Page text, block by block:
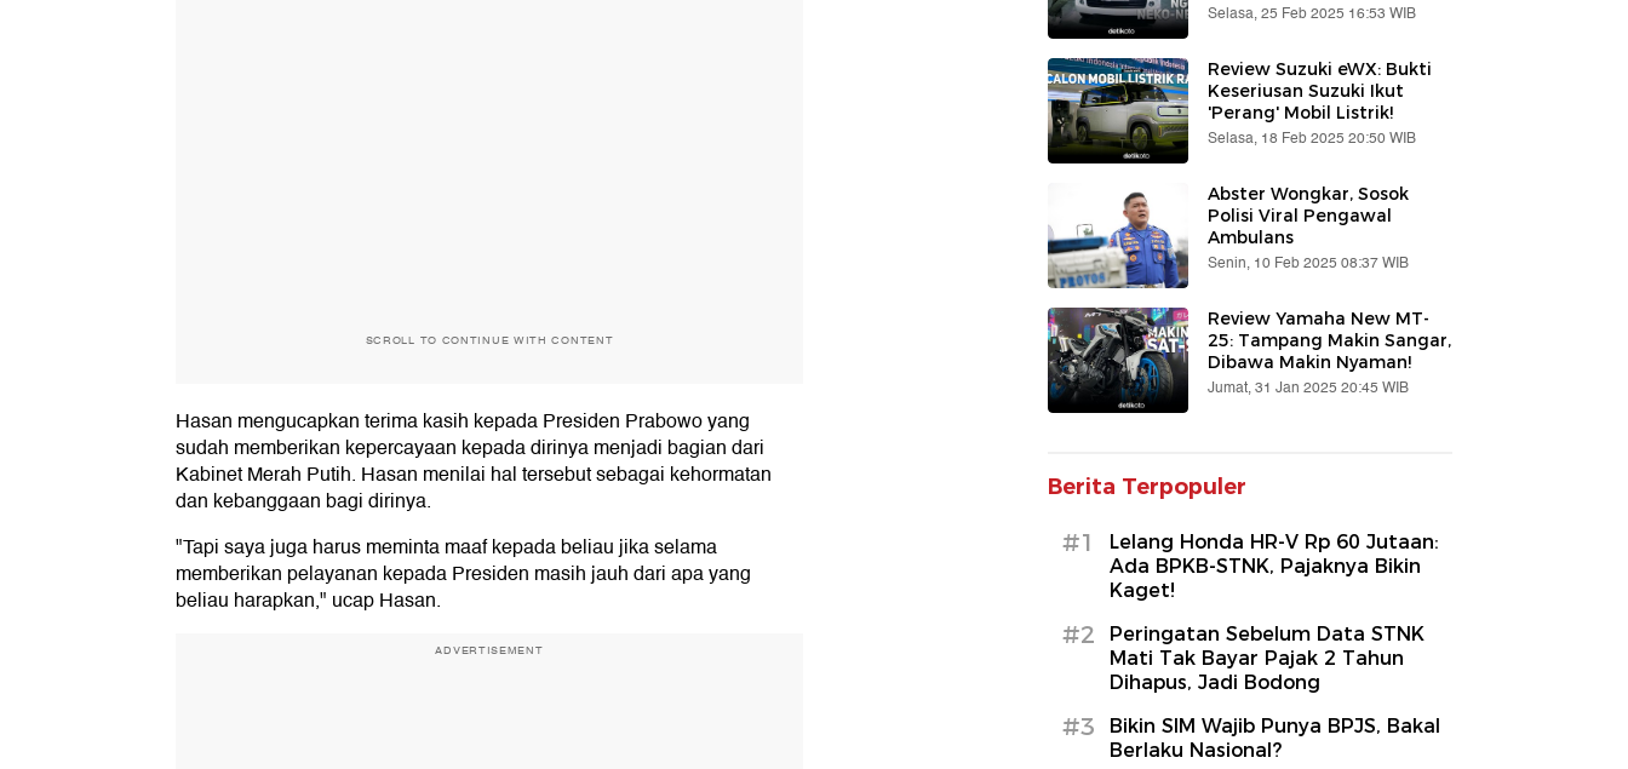
SCROLL TO CONTINUE WITH CONTENT
Hasan mengucapkan terima kasih kepada Presiden Prabowo yang
sudah memberikan kepercayaan kepada dirinya menjadi bagian dari
Kabinet Merah Putih. Hasan menilai hal tersebut sebagai kehormatan
dan kebanggaan bagi dirinya.
"Tapi saya juga harus meminta maaf kepada beliau jika selama
memberikan pelayanan kepada Presiden masih jauh dari apa yang
beliau harapkan," ucap Hasan.
ADVERTISEMENT
Selasa, 25 Feb 2025 16:53 WIB
Review Suzuki eWX: Bukti
Keseriusan Suzuki Ikut
'Perang' Mobil Listrik!
Selasa, 18 Feb 2025 20:50 WIB
Abster Wongkar, Sosok
Polisi Viral Pengawal
Ambulans
Senin, 10 Feb 2025 08:37 WIB
Review Yamaha New MT-
25: Tampang Makin Sangar,
Dibawa Makin Nyaman!
Jumat, 31 Jan 2025 20:45 WIB
Berita Terpopuler
#1
Lelang Honda HR-V Rp 60 Jutaan:
Ada BPKB-STNK, Pajaknya Bikin
Kaget!
#2
Peringatan Sebelum Data STNK
Mati Tak Bayar Pajak 2 Tahun
Dihapus, Jadi Bodong
#3
Bikin SIM Wajib Punya BPJS, Bakal
Berlaku Nasional?